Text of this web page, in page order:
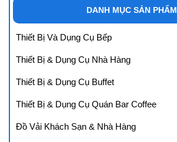
DANH MỤC SẢN PHẨM
Thiết Bị Và Dụng Cụ Bếp
Thiết Bị & Dụng Cụ Nhà Hàng
Thiết Bị & Dụng Cụ Buffet
Thiết Bị & Dụng Cụ Quán Bar Coffee
Đồ Vải Khách Sạn & Nhà Hàng